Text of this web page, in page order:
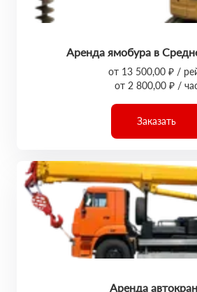
Аренда ямобура в
от 13 500,00 ₽ /
от 2 800,00 ₽ /
Заказать
Аренда